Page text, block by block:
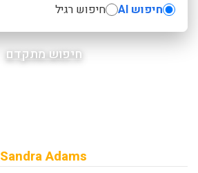
חיפוש AI חיפוש רגיל
חיפוש מתקדם
Sandra Adams